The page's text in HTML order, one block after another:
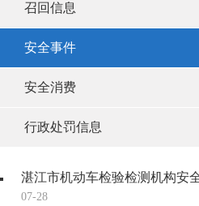
召回信息
安全事件
安全消费
行政处罚信息
湛江市机动车检验检测机构安
07-28